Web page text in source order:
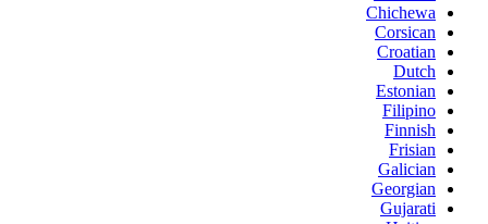
Chichewa
Corsican
Croatian
Dutch
Estonian
Filipino
Finnish
Frisian
Galician
Georgian
Gujarati